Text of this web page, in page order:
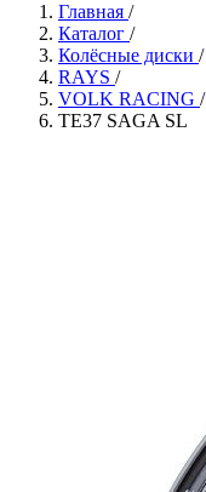
Главная /
Каталог /
Колёсные диски /
RAYS /
VOLK RACING /
TE37 SAGA SL